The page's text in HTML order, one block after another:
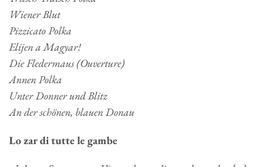
Wiener Blut
Pizzicato Polka
Elijen a Magyar!
Die Fledermaus (Ouverture)
Annen Polka
Unter Donner und Blitz
An der schönen, blauen Donau
Lo zar di tutte le gambe